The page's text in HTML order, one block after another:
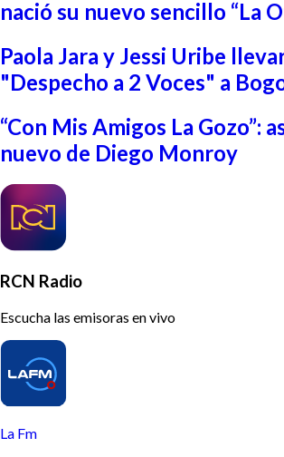
nació su nuevo sencillo “La
Paola Jara y Jessi Uribe
"Despecho a 2 Voces" a
“Con Mis Amigos La Gozo”:
nuevo de Diego Monroy
RCN Radio
Escucha las emisoras en vivo
La Fm